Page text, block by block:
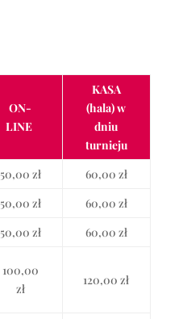
ON-
LINE
KASA
(hala)w
dniu
turnieju
50,00 zł
60,00 zł
50,00 zł
60,00 zł
50,00 zł
60,00 zł
100,00
zł
120,00 zł